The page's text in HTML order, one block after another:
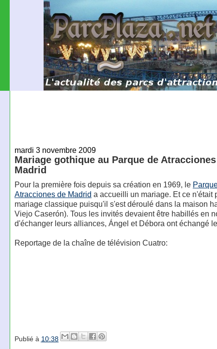
mardi 3 novembre 2009
Mariage gothique au Parque de
Madrid
Pour la première fois depuis sa création en 1969, le
Atracciones de Madrid a accueilli un mariage. Et ce n'était
mariage classique puisqu'il s'est déroulé dans la maison
Viejo Caserón). Tous les invités devaient être habillés en
d'échanger leurs alliances, Ángel et Débora ont échangé
Reportage de la chaîne de télévision Cuatro:
Publié à 10:38